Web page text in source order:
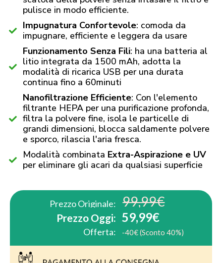
pulisce in modo efficiente.
Impugnatura Confortevole: comoda da
impugnare, efficiente e leggera da usare
Funzionamento Senza Fili: ha una batteria al
litio integrata da 1500 mAh, adotta la
modalità di ricarica USB per una durata
continua fino a 60minuti
Nanofiltrazione Efficiente: Con l'elemento
filtrante HEPA per una purificazione profonda,
filtra la polvere fine, isola le particelle di
grandi dimensioni, blocca saldamente polvere
e sporco, rilascia l'aria fresca.
Modalità combinata Extra-Aspirazione e UV
per eliminare gli acari da qualsiasi superficie
Prezzo Originale: 99,99€
Prezzo Oggi: 59,99€
Offerta: -40€ (Sconto 40%)